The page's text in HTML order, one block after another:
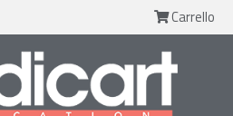
Carrello